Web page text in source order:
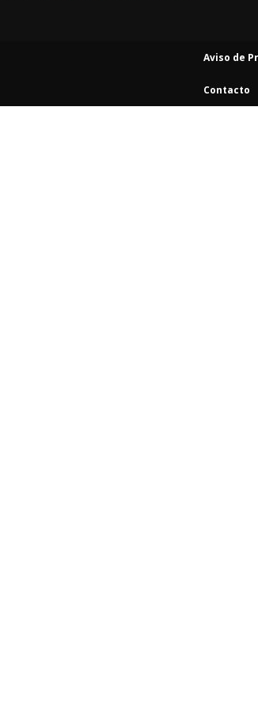
Aviso de
Contacto